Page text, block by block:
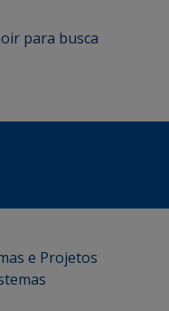
ir para busca
e Projetos